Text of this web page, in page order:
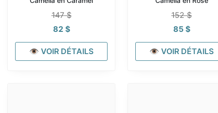
147$
82$
👁 VOIR DÉTAILS
152$
85$
👁 VOIR DÉTAILS